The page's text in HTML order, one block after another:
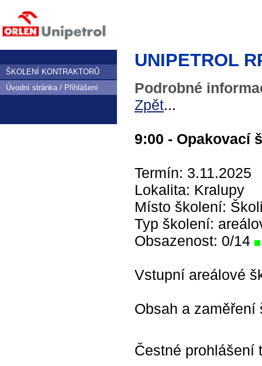
ŠKOLENÍ KONTRAKTORŮ
Úvodní stránka / Přihlášení
UNIPETROL
Podrobné
Zpět...
9:00 - Opakovací
Termín: 3.11.2025
Lokalita: Kralupy
Místo školení:
Typ školení:
Obsazenost: 0/14
Vstupní areálové
Obsah a zaměření
Čestné prohlášení